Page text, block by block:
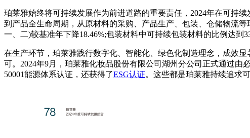
珀莱雅始终将可持续发展作为前进道路的重要责任，2024年在可持
到产品全生命周期，从原材料的采购、产品生产、包装、仓储物流
一、二)较基准年下降18.46%;包装材料中可持续包装材料的比例达到
在生产环节，珀莱雅践行数字化、智能化、绿色化制造理念，成效
可。2024年9月，珀莱雅化妆品股份有限公司湖州分公司正式通过由
50001能源体系认证，还获得了ESG认证。这些都是珀莱雅持续追求